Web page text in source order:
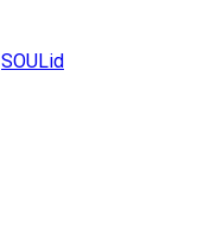
SOULid